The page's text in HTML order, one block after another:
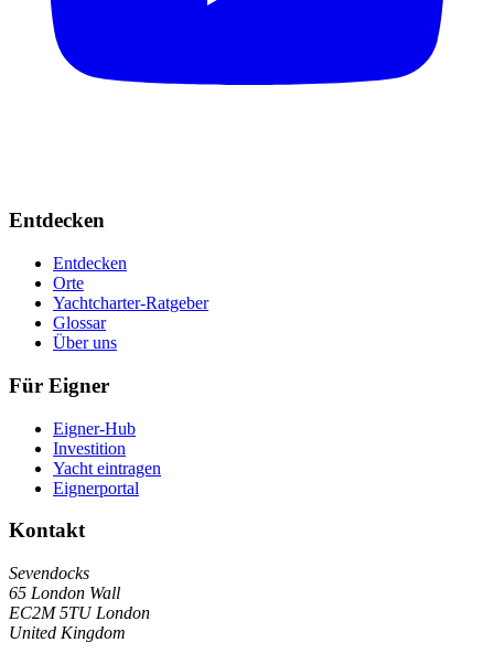
Entdecken
Entdecken
Orte
Yachtcharter-Ratgeber
Glossar
Über uns
Für Eigner
Eigner-Hub
Investition
Yacht eintragen
Eignerportal
Kontakt
Sevendocks
65 London Wall
EC2M 5TU London
United Kingdom